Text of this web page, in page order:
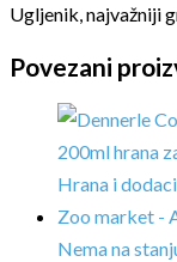
Ugljenik, najvažniji
Povezani
Nema na